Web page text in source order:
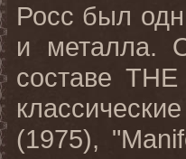
Росс был
и металла.
составеTHE
(1975),